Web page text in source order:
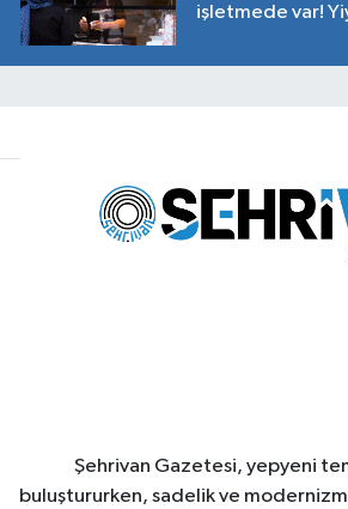
işletmede var!
Şehrivan Gazetesi, yepyeni
buluştururken, sadelik ve